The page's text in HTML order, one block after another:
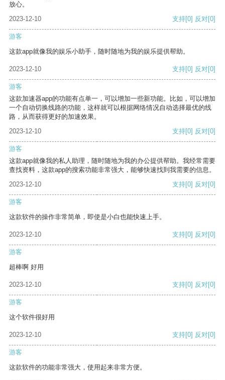
放心。
2023-12-10
支持[0] 反对[0]
游客
这款app就像我的娱乐小助手，随时随地为我的娱乐提供帮助。
2023-12-10 支持[0] 反对[0]
游客
这款加速器app的功能有点单一，可以增加一些新功能。比如，可以增加
一个自动切换线路的功能，这样就可以根据网络情况自动选择最优的线
路，从而获得更好的加速效果。
2023-12-10
支持[0] 反对[0]
游客
这款app就像我的私人助理，随时随地为我的办公提供帮助。我经常需要
查找资料，这款app的搜索功能非常强大，能够快速找到我需要的信息。
2023-12-10
支持[0] 反对[0]
游客
这款软件的操作非常简单，即使是小白也能快速上手。
2023-12-10 支持[0] 反对[0]
游客
超棒啊 好用
2023-12-10 支持[0] 反对[0]
游客
这个软件很好用
2023-12-10 支持[0] 反对[0]
游客
这款软件的功能非常强大，使用起来非常方便。